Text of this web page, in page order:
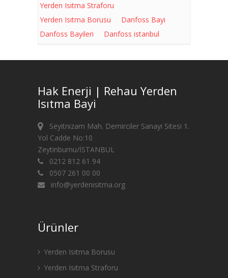
Yerden Isıtma Straforu
Yerden Isıtma Borusu
Danfoss Bayi
Danfoss Bayileri
Danfoss istanbul
Hak Enerji | Rehau Yerden
Isıtma Bayi
Seyitnizam Mah. Demirciler Sanayi Sitesi 1.
Yol Cadde No:10
Zeytinburnu/İSTANBUL
0212 812 61 94
0507 261 00 00
info@yerdenisitma.org
Ürünler
Yerden Isıtma Borusu
Yerden Isıtma Straforu